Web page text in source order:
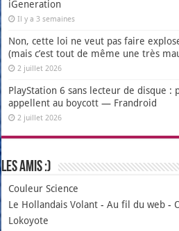
iGeneration
Il y a 3 semaines
Non, cette loi ne veut pas faire
(mais c’est tout de même une très
2 juillet 2026
PlayStation 6 sans lecteur de disque :
appellent au boycott — Frandroid
2 juillet 2026
Les amis :)
Couleur Science
Le Hollandais Volant -Au fil du web -
Lokoyote